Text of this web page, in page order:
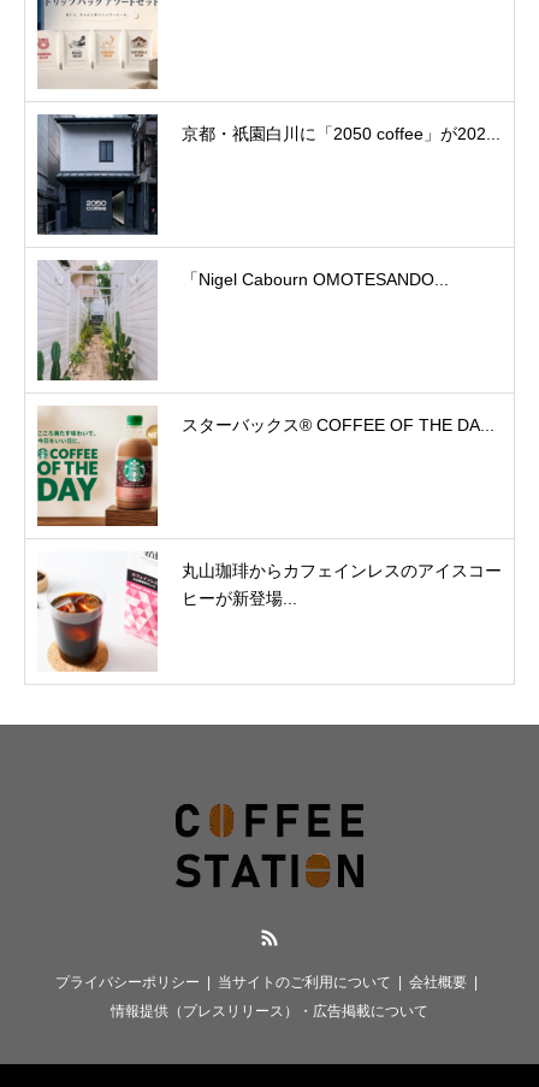
京都・祇園白川に「2050 coffee」が202...
「Nigel Cabourn OMOTESANDO...
スターバックス® COFFEE OF THE DA...
丸山珈琲からカフェインレスのアイスコー
ヒーが新登場...
プライバシーポリシー 当サイトのご利用について
会社概要
情報提供（プレスリリース）・広告掲載について